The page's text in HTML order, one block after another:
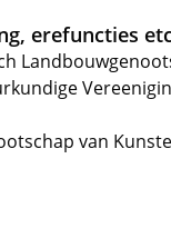
erefuncties
van